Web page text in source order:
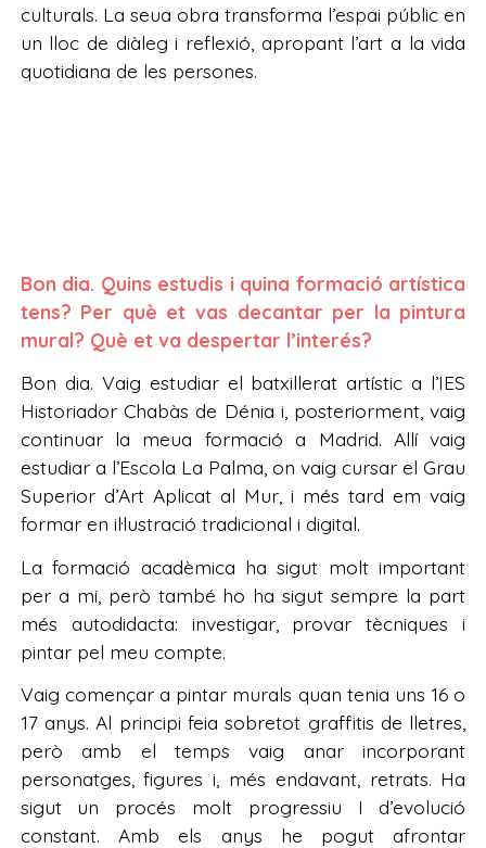
culturals. La seua obra transforma l’espai públic en
un lloc de diàleg i reflexió, apropant l’art a la vida
quotidiana de les persones.
Bon dia. Quins estudis i quina formació artística
tens? Per què et vas decantar per la pintura
mural? Què et va despertar l’interés?
Bon dia. Vaig estudiar el batxillerat artístic a l’IES
Historiador Chabàs de Dénia i, posteriorment, vaig
continuar la meua formació a Madrid. Allí vaig
estudiar a l’Escola La Palma, on vaig cursar el Grau
Superior d’Art Aplicat al Mur, i més tard em vaig
formar en il·lustració tradicional i digital.
La formació acadèmica ha sigut molt important
per a mi, però també ho ha sigut sempre la part
més autodidacta: investigar, provar tècniques i
pintar pel meu compte.
Vaig començar a pintar murals quan tenia uns 16 o
17 anys. Al principi feia sobretot graffitis de lletres,
però amb el temps vaig anar incorporant
personatges, figures i, més endavant, retrats. Ha
sigut un procés molt progressiu I d’evolució
constant. Amb els anys he pogut afrontar